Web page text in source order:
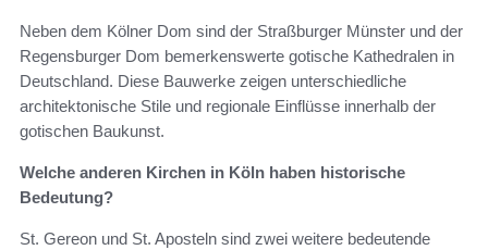
Neben dem Kölner Dom sind der Straßburger Münster und der
Regensburger Dom bemerkenswerte gotische Kathedralen in
Deutschland. Diese Bauwerke zeigen unterschiedliche
architektonische Stile und regionale Einflüsse innerhalb der
gotischen Baukunst.
Welche anderen Kirchen in Köln haben historische
Bedeutung?
St. Gereon und St. Aposteln sind zwei weitere bedeutende